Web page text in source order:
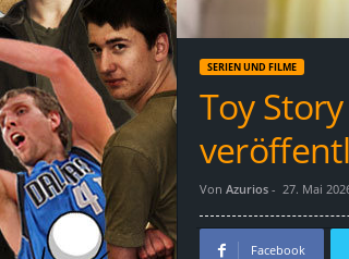
e
i
n
SERIEN UND FILME
Toy
Von Azurios- 27. Mai
Facebook